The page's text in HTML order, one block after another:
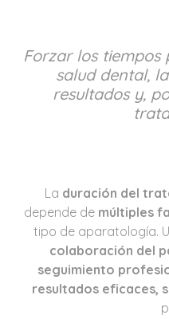
Forzar los tiempos
salud dental,
resultados y,
La duración del
depende de múltiples
tipo de aparatología.
colaboración del
seguimiento
resultados eficaces,